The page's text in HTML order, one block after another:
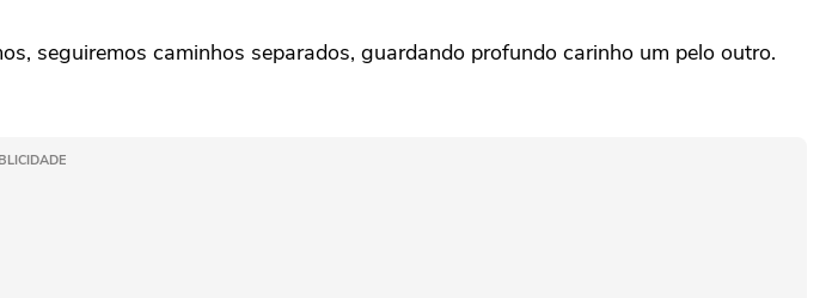
seguiremos caminhos separados, guardando profundo carinho um pelo outro.